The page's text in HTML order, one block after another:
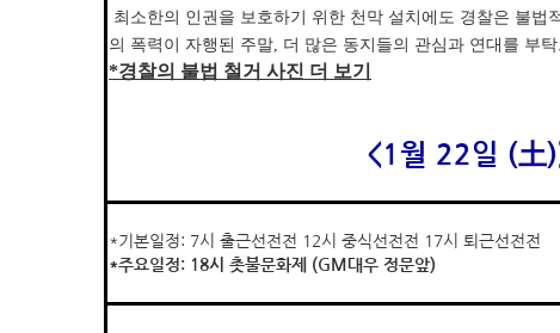
최소한의 인권을 보호하기 위한 천막 설치에도 경찰은 불법
의 폭력이 자행된 주말, 더 많은 동지들의 관심과 연대를 부
*경찰의 불법 철거 사진 더 보기
<1월 22일 (土
*기본일정: 7시 출근선전전 12시 중식선전전 17시 퇴근선전전
*주요일정: 18시 촛불문화제 (GM대우 정문앞)